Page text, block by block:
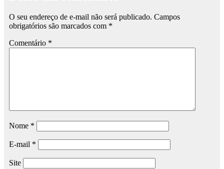
O seu endereço de e-mail não será publicado. Campos
obrigatórios são marcados com *
Comentário *
Nome *
E-mail *
Site